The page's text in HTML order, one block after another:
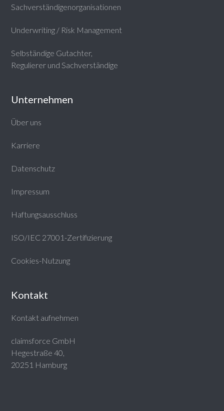
Sachverständigenorganisationen
Underwriting / Risk Management
Selbständige Gutachter,
Regulierer und Sachverständige
Unternehmen
Über uns
Karriere
Datenschutz
Impressum
Haftungsausschluss
ISO/IEC 27001-Zertifizierung
Cookies-Nutzung
Kontakt
Kontakt aufnehmen
claimsforce GmbH
Hegestraße 40,
20251 Hamburg